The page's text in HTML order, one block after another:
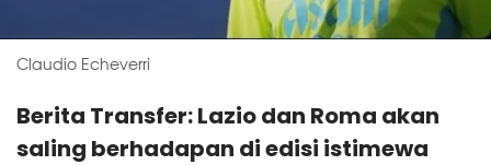
Claudio Echeverri
Berita Transfer: Lazio dan Roma akan
saling berhadapan di edisi istimewa